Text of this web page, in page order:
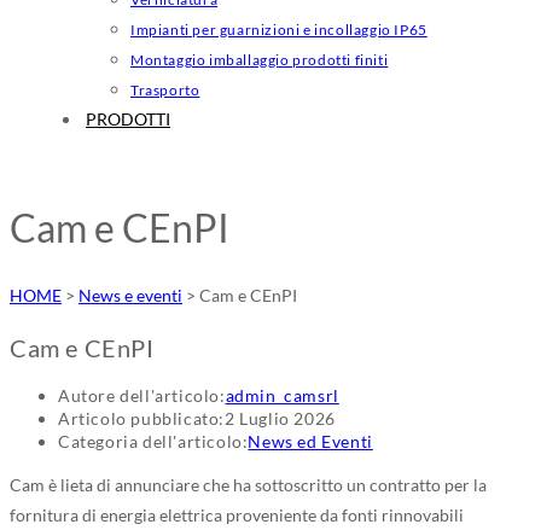
Impianti per guarnizioni e incollaggio IP65
Montaggio imballaggio prodotti finiti
Trasporto
PRODOTTI
Cam e CEnPI
HOME > News e eventi > Cam e CEnPI
Cam e CEnPI
Autore dell'articolo:admin_camsrl
Articolo pubblicato:2 Luglio 2026
Categoria dell'articolo:News ed Eventi
Cam è lieta di annunciare che ha sottoscritto un contratto per la
fornitura di energia elettrica proveniente da fonti rinnovabili